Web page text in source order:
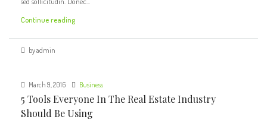
Continue reading
by admin
March 9, 2016 Business
5 Tools Everyone In The Real Estate Industry
Should Be Using